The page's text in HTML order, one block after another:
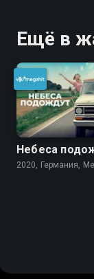
Ещё в
Небеса
2020, Германия,